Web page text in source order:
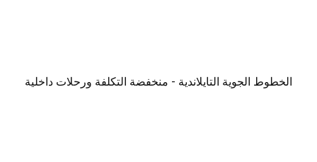
الخطوط الجوية التايلاندية - منخفضة التكلفة ورحلات داخلية